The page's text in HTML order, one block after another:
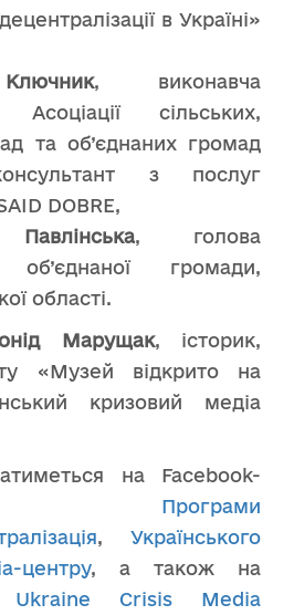
в Україні»
, виконавча
Асоціації сільських,
та об’єднаних громад
з послуг
DOBRE,
, голова
об’єднаної громади,
області.
Марущак, історик,
«Музей відкрито на
кризовий медіа
на Facebook-
Програми
, Українського
центру, а також на
Ukraine Crisis Media